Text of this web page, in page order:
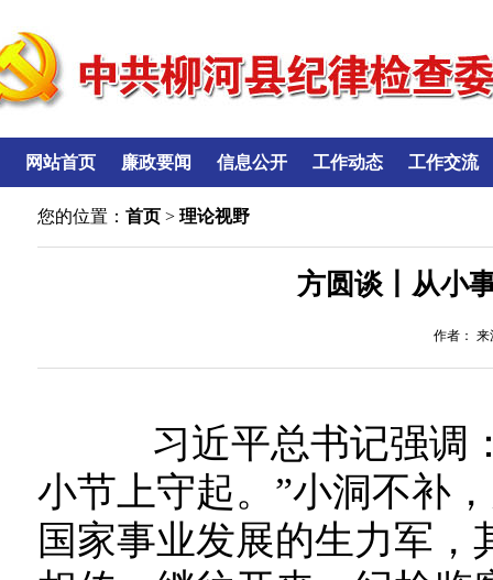
网站首页 廉政要闻 信息公开 工作动态 工作交流
您的位置：首页 >理论视野
方圆谈丨从小
作者： 来
习近平总书记强调：
小节上守起。”小洞不补
国家事业发展的生力军